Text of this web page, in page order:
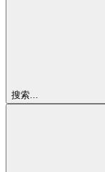
搜索...